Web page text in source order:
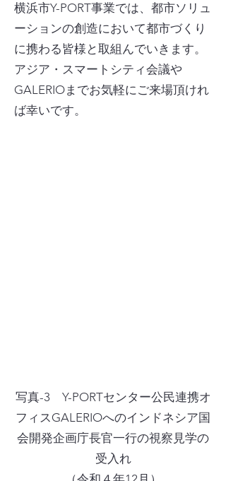
横浜市Y-PORT事業では、都市ソリュ
ーションの創造において都市づくり
に携わる皆様と取組んでいきます。
アジア・スマートシティ会議や
GALERIOまでお気軽にご来場頂けれ
ば幸いです。
写真-3 Y-PORTセンター公民連携オ
フィスGALERIOへのインドネシア国
会開発企画庁長官一行の視察見学の
受入れ